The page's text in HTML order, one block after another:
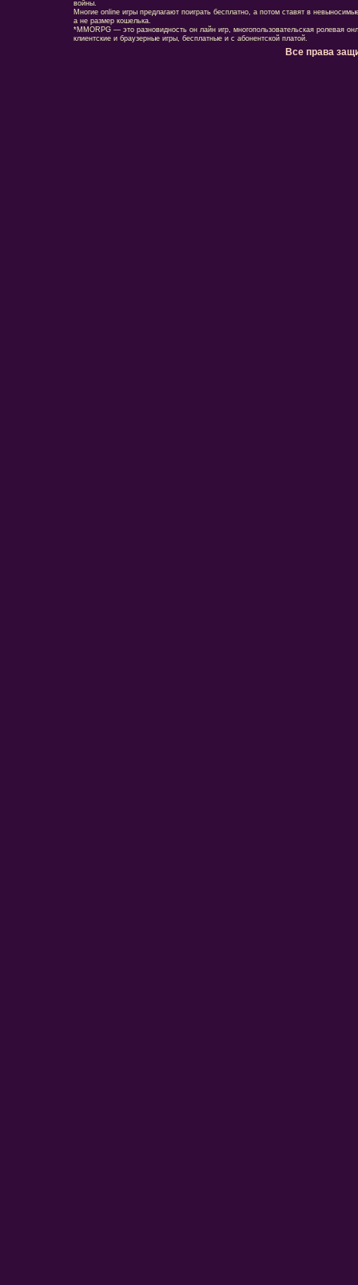
войны.
Многие online игры предлагают поиграть бесплатно, а потом ставят в
а не размер кошелька.
*MMORPG — это разновидность он лайн игр, многопользовательская ролевая
клиентские и браузерные игры, бесплатные и с абонентской платой.
Все права